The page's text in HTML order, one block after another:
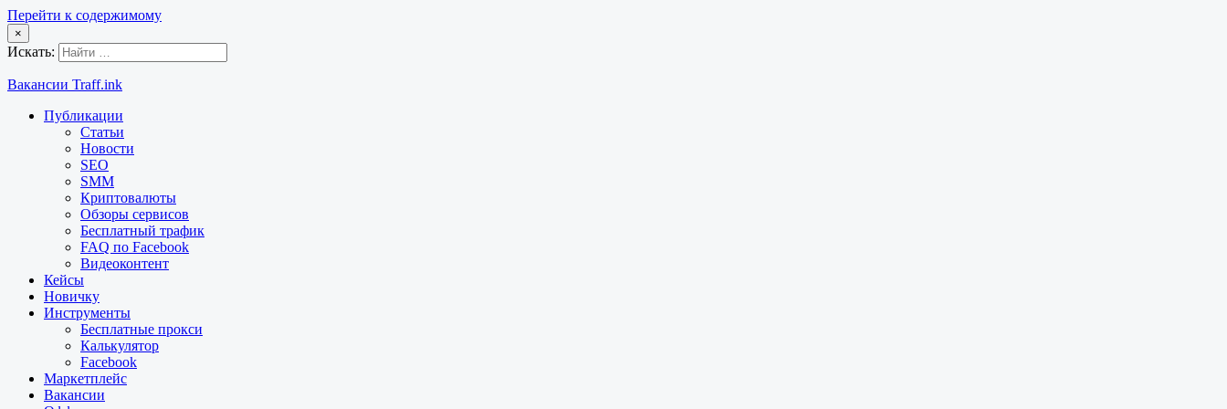
Перейти к содержимому
×
Искать:
Вакансии Traff.ink
Публикации
Статьи
Новости
SEO
SMM
Криптовалюты
Обзоры сервисов
Бесплатный трафик
FAQ по Facebook
Видеоконтент
Кейсы
Новичку
Инструменты
Бесплатные прокси
Калькулятор
Facebook
Маркетплейс
Вакансии